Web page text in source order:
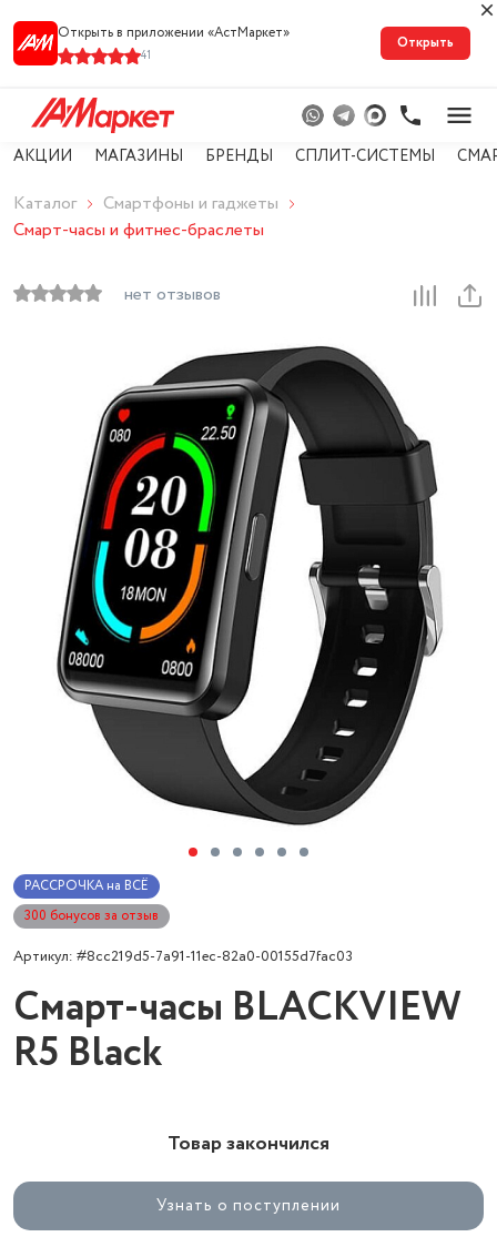
Открыть в приложении «АстМарке‪т‬»
41
Открыть
АКЦИИ МАГАЗИНЫ БРЕНДЫ СПЛИТ-СИСТЕМЫ
Каталог
Смартфоны и гаджеты
Смарт-часы и фитнес-браслеты
нет отзывов
РАССРОЧКА на ВСЁ
300 бонусов за отзыв
Артикул: #8cc219d5-7a91-11ec-82a0-00155d7fac03
Смарт-часы BLACKVIEW
R5 Black
Товар закончился
Узнать о поступлении